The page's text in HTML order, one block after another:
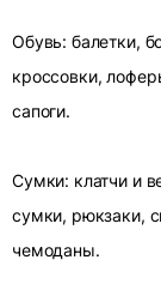
Обувь: балетки,
кроссовки,
сапоги.
Сумки: клатчи и
сумки, рюкзаки,
чемоданы.